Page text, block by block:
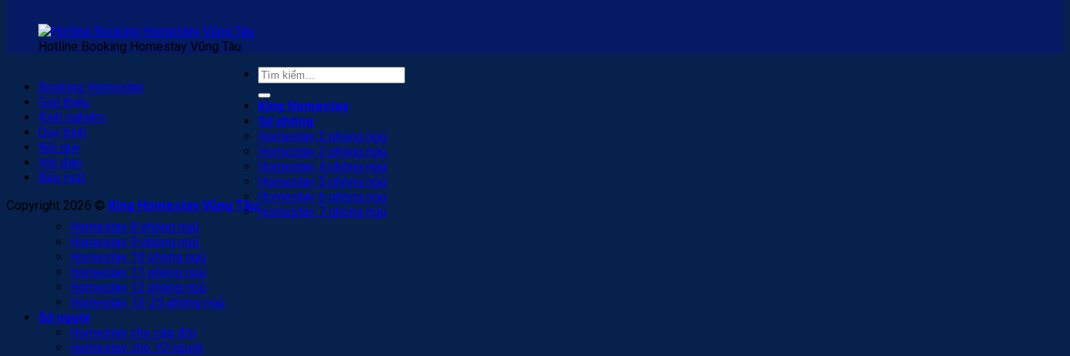
Hotline Booking Homestay Vũng Tàu
Booking Homestay
Giới thiệu
Kinh nghiệm
Quy trình
Nội quy
Hỏi đáp
Bảo mật
Copyright 2026 © King Homestay Vũng Tàu
Tìm
kiếm:
King Homestay
Số phòng
Homestay 2 phòng ngủ
Homestay 3 phòng ngủ
Homestay 4 phòng ngủ
Homestay 5 phòng ngủ
Homestay 6 phòng ngủ
Homestay 7 phòng ngủ
Homestay 8 phòng ngủ
Homestay 9 phòng ngủ
Homestay 10 phòng ngủ
Homestay 11 phòng ngủ
Homestay 12 phòng ngủ
Homestay 13-25 phòng ngủ
Số người
Homestay cho cặp đôi
Homestay cho 10 người